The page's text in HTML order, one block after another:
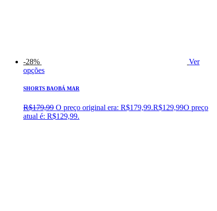
-28%
Ver
opções
SHORTS BAOBÁ MAR
R$179,99 O preço original era: R$179,99.R$129,99O preço
atual é: R$129,99.